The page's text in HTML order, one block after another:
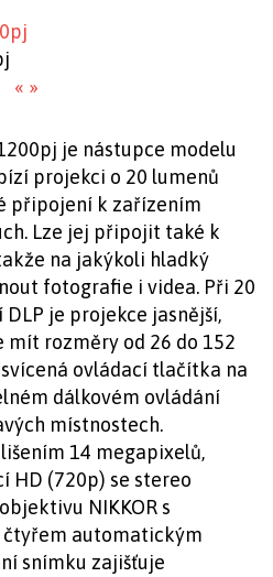
« »
je nástupce modelu
projekci o 20 lumenů
připojení k zařízením
Lze jej připojit také k
na jakýkoli hladký
fotografie i videa. Při 20
je projekce jasnější,
mít rozměry od 26 do 152
ovládací tlačítka na
dálkovém ovládání
místnostech.
14 megapixelů,
HD (720p) se stereo
NIKKOR s
čtyřem automatickým
snímku zajišťuje